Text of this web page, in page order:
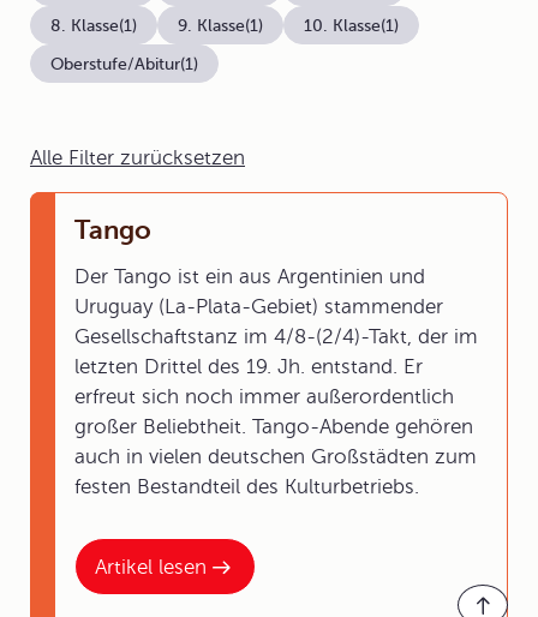
Alle Filter zurücksetzen
Artikel lesen
Tango
Der Tango ist ein aus Argentinien und
Uruguay (La-Plata-Gebiet) stammender
Gesellschaftstanz im 4/8-(2/4)-Takt, der im
letzten Drittel des 19. Jh. entstand. Er
erfreut sich noch immer außerordentlich
großer Beliebtheit. Tango-Abende gehören
auch in vielen deutschen Großstädten zum
festen Bestandteil des Kulturbetriebs.
8. Klasse(1) 9. Klasse(1) 10. Klasse(1)
Oberstufe/Abitur(1)